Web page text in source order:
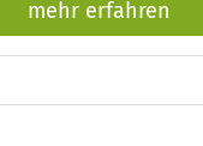
mehr erfahren